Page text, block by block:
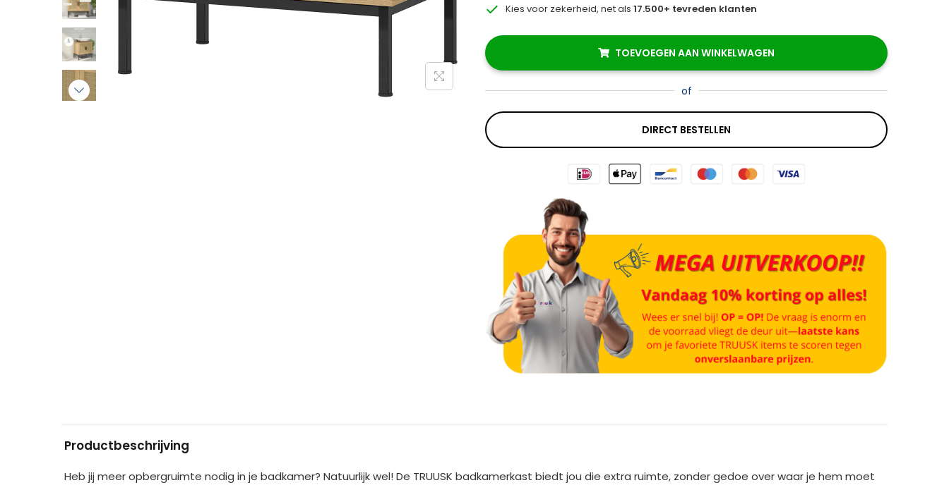
Kies voor zekerheid, net als17.500+ tevreden klanten
TOEVOEGEN AAN WINKELWAGEN
of
DIRECT BESTELLEN
r
Productbeschrijving
Heb jij meer opbergruimte nodig in je badkamer? Natuurlijk wel! De TRUUSK badkamerkast biedt jou die extra ruimte, zonder gedoe over waar je hem moet